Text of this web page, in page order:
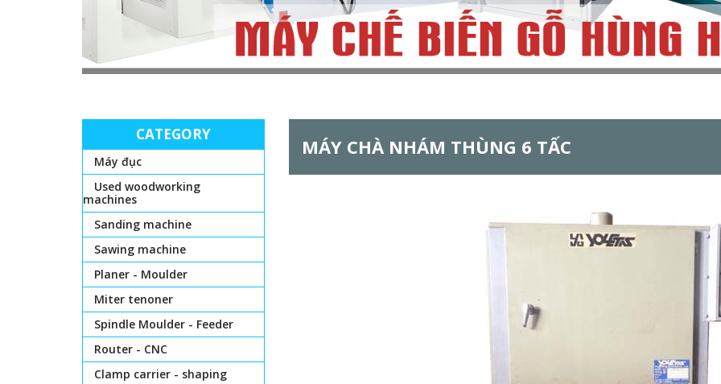
MÁY CHÀ NHÁM THÙNG 6 TẤC
CATEGORY
Máy đục
Used woodworking
machines
Sanding machine
Sawing machine
Planer - Moulder
Miter tenoner
Spindle Moulder - Feeder
Router - CNC
Clamp carrier - shaping